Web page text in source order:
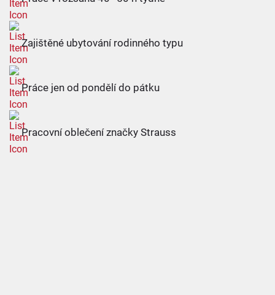
Zajištěné ubytování rodinného typu
Práce jen od pondělí do pátku
Pracovní oblečení značky Strauss